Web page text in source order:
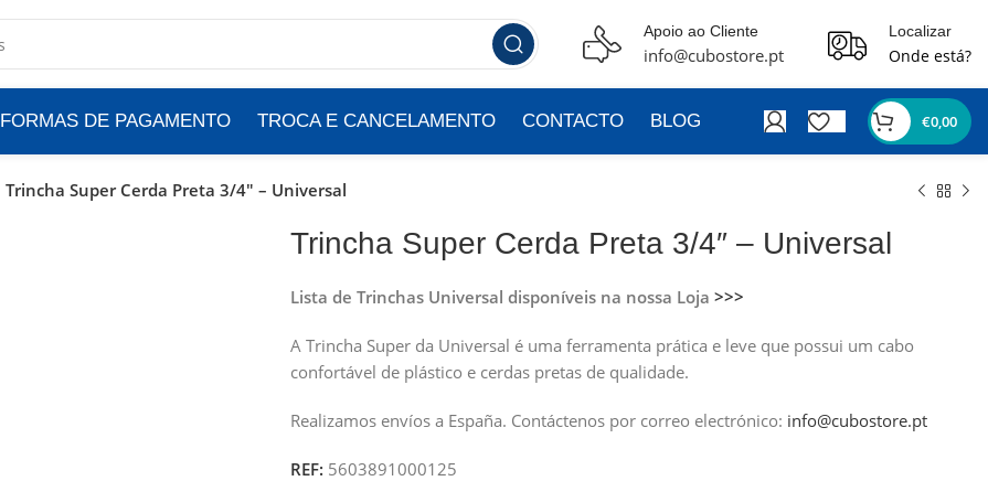
Apoio ao Cliente
info@cubostore.pt
Localizar
Onde está?
FORMAS DE PAGAMENTO TROCA E CANCELAMENTO CONTACTO BLOG €0,00
Trincha Super Cerda Preta 3/4″ – Universal
Trincha Super Cerda Preta 3/4″ – Universal
Lista de Trinchas Universal disponíveis na nossa Loja >>>
A Trincha Super da Universal é uma ferramenta prática e leve que possui um cabo
confortável de plástico e cerdas pretas de qualidade.
Realizamos envíos a España. Contáctenos por correo electrónico: info@cubostore.pt
REF: 5603891000125